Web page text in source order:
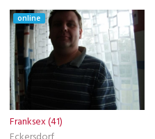
online
Franksex (41)